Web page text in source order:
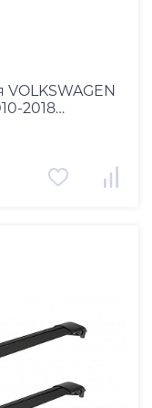
2018